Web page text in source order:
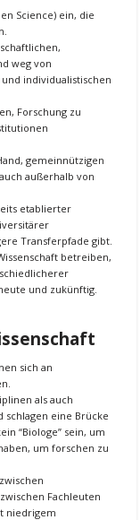
Science) ein, die
weg von
individualistischen
Forschung zu
gemeinnützigen
außerhalb von
etablierter
Transferpfade gibt.
betreiben,
und zukünftig.
sich an
als auch
schlagen eine Brücke
“Biologe” sein, um
um forschen zu
Fachleuten
niedrigem